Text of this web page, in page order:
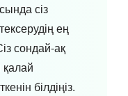
сіз
ең
сондай-ақ
білдіңіз.